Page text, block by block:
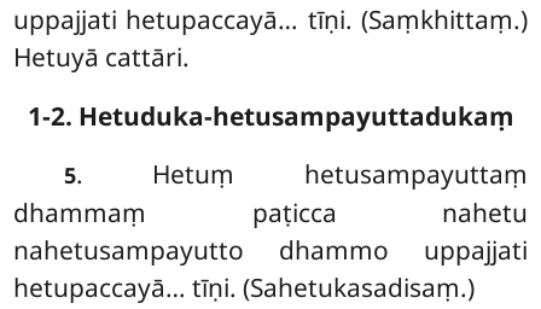
uppajjati hetupaccayā… tīṇi. (Saṃkhittaṃ.)
Hetuyā cattāri.
1-2. Hetuduka-hetusampayuttadukaṃ
5. Hetuṃ hetusampayuttaṃ
dhammaṃ paṭicca nahetu
nahetusampayutto dhammo uppajjati
hetupaccayā… tīṇi. (Sahetukasadisaṃ.)